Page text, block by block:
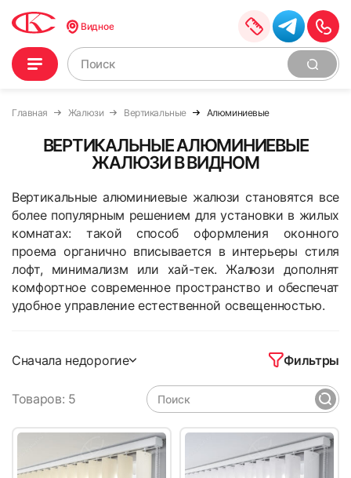
Видное
Главная Жалюзи Вертикальные Алюминиевые
ВЕРТИКАЛЬНЫЕ АЛЮМИНИЕВЫЕ
ЖАЛЮЗИ В ВИДНОМ
Вертикальные алюминиевые жалюзи становятся все
более популярным решением для установки в жилых
комнатах: такой способ оформления оконного
проема органично вписывается в интерьеры стиля
лофт, минимализм или хай-тек. Жалюзи дополнят
комфортное современное пространство и обеспечат
удобное управление естественной освещенностью.
Сначала недорогие Фильтры
Товаров: 5